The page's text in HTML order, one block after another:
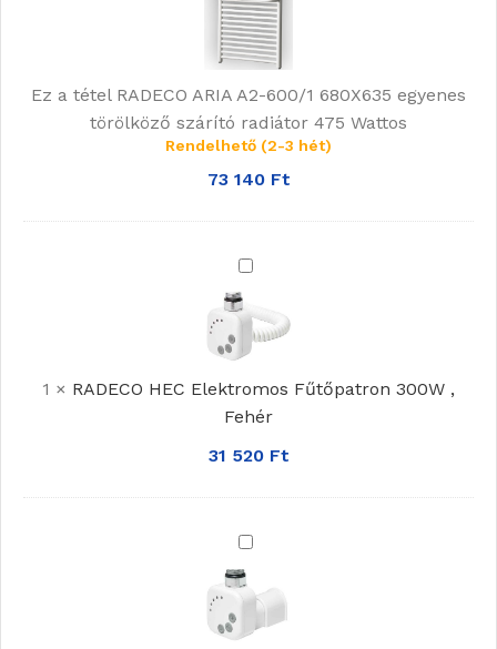
600/1
680X635
törölköző
szárító
Wattos
Ez a tétel RADECO ARIA A2-600/1 680X635 egyenes
törölköző szárító radiátor 475 Wattos
Rendelhető (2-3 hét)
73 140 Ft
RADECO
HEC
Elektromos
Fűtőpatron
1 × RADECO HEC Elektromos Fűtőpatron 300W ,
Fehér
31 520 Ft
RADECO
HEC
Elektromos
Fűtőpatron